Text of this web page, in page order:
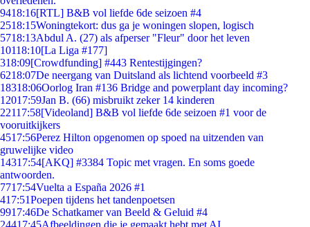
9418:16[RTL] B&B vol liefde 6de seizoen #4
2518:15Woningtekort: dus ga je woningen slopen, logisch
5718:13Abdul A. (27) als afperser "Fleur" door het leven
10118:10[La Liga #177]
318:09[Crowdfunding] #443 Rentestijgingen?
6218:07De neergang van Duitsland als lichtend voorbeeld #3
18318:06Oorlog Iran #136 Bridge and powerplant day incoming?
12017:59Jan B. (66) misbruikt zeker 14 kinderen
22117:58[Videoland] B&B vol liefde 6de seizoen #1 voor de
vooruitkijkers
4517:56Perez Hilton opgenomen op spoed na uitzenden van
gruwelijke video
14317:54[AKQ] #3384 Topic met vragen. En soms goede
antwoorden.
7717:54Vuelta a España 2026 #1
417:51Poepen tijdens het tandenpoetsen
9917:46De Schatkamer van Beeld & Geluid #4
24417:45Afbeeldingen die je gemaakt hebt met AI